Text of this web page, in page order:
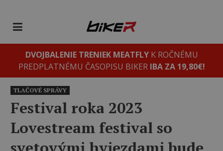
DVOJBALENIE TRENIEK MEATFLYK ROČNÉMU
PREDPLATNÉMU ČASOPISU BIKER IBA ZA 19,80€!
TLAČOVÉ SPRÁVY
Festival roka 2023
Lovestream festival so